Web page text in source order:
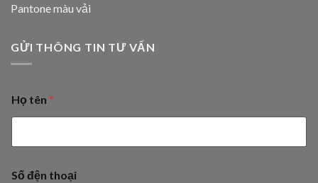
Pantone màu vải
GỬI THÔNG TIN TƯ VẤN
Họ tên *
Số đện thoại